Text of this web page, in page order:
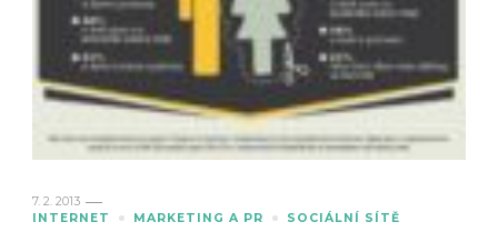
7. 2. 2013
INTERNET
MARKETING A PR SOCIÁLNÍ SÍTĚ